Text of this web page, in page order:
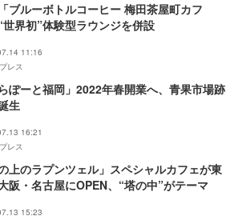
ブルーボトルコーヒー 梅田茶屋町カフ
世界初”体験型ラウンジを併設
11:16
レス
らぽーと福岡」2022年春開業へ、青果市場跡
生
16:21
レス
の上のラプンツェル」スペシャルカフェが東
阪・名古屋にOPEN、“塔の中”がテーマ
15:23